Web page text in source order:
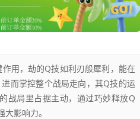
用，劫的Q技如利刃般犀利，能在
而掌控整个战局走向，其Q技的运
战局里占据主动，通过巧妙释放Q
影响力。